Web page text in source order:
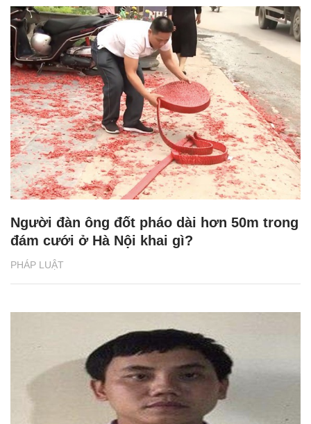
PHÁP LUẬT
Người đàn ông đốt pháo dài hơn 50m trong
đám cưới ở Hà Nội khai gì?